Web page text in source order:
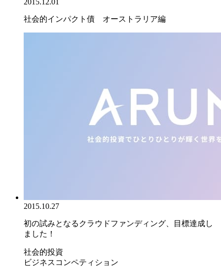
社会的インパクト債 オーストラリア編
2015.10.27
初の試みとなるクラウドファンディング、目標達成し
ました！
社会的投資
ビジネスコンペティション